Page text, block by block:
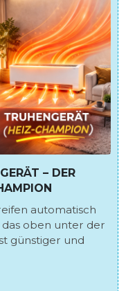
– DER
automatisch
das oben unter der
günstiger und